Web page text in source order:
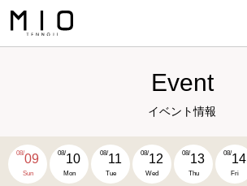
Event
イベント情報
08/09
Sun
08/10
Mon
08/11
Tue
08/12
Wed
08/13
Thu
08/14
Fri